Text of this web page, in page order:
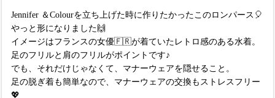
Jennifer ＆Colourを立ち上げた時に作りたかったこのロンパース🎈
やっと形になりました🙌
イメージはフランスの女優🇫🇷が着ていたレトロ感のある水着。
足のフリルと肩のフリルがポイントです♪
でも、それだけじゃなくて、マナーウェアを隠せること。
足の脱ぎ着も簡単なので、マナーウェアの交換もストレスフリー
💖